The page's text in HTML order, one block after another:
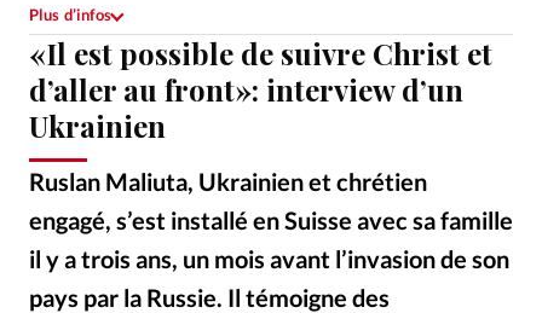
Opinions
Tous les articles
Faire un don
Emploi
Se connecter
Édition: Internationale
Devise:CHF
«Il est possible de suivre Christ et
d’aller au front»: interview d’un
Ukrainien
Ruslan Maliuta, Ukrainien et chrétien
engagé, s’est installé en Suisse avec sa famille
il y a trois ans, un mois avant l’invasion de son
pays par la Russie. Il témoigne des
Plus d’infos